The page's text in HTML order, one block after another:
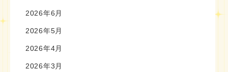
2026年6月
2026年5月
2026年4月
2026年3月